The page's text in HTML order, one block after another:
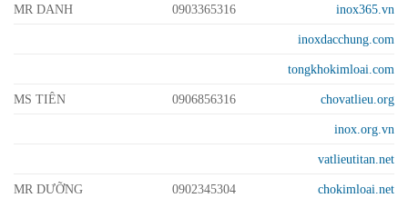
MR DANH 0903365316 inox365.vn
inoxdacchung.com
tongkhokimloai.com
MS TIÊN 0906856316 chovatlieu.org
inox.org.vn
vatlieutitan.net
MR DƯỠNG 0902345304 chokimloai.net